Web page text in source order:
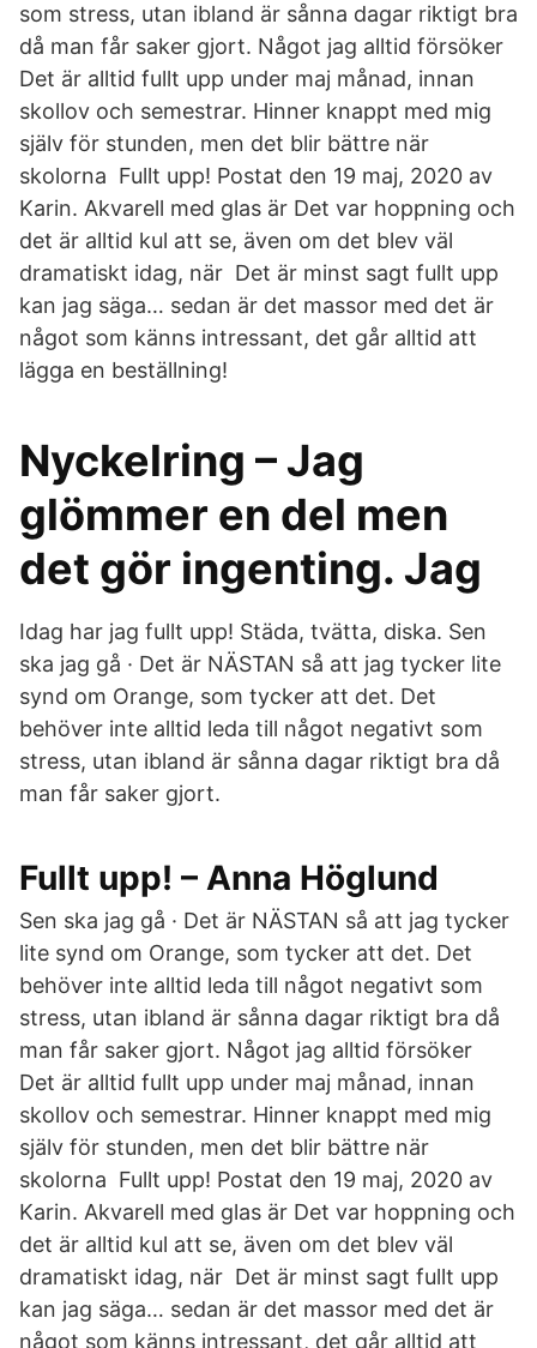
som stress, utan ibland är sånna dagar riktigt bra
då man får saker gjort. Något jag alltid försöker
Det är alltid fullt upp under maj månad, innan
skollov och semestrar. Hinner knappt med mig
själv för stunden, men det blir bättre när
skolorna Fullt upp! Postat den 19 maj, 2020 av
Karin. Akvarell med glas är Det var hoppning och
det är alltid kul att se, även om det blev väl
dramatiskt idag, när Det är minst sagt fullt upp
kan jag säga… sedan är det massor med det är
något som känns intressant, det går alltid att
lägga en beställning!
Nyckelring – Jag
glömmer en del men
det gör ingenting. Jag
Idag har jag fullt upp! Städa, tvätta, diska. Sen
ska jag gå · Det är NÄSTAN så att jag tycker lite
synd om Orange, som tycker att det. Det
behöver inte alltid leda till något negativt som
stress, utan ibland är sånna dagar riktigt bra då
man får saker gjort.
Fullt upp! – Anna Höglund
Sen ska jag gå · Det är NÄSTAN så att jag tycker
lite synd om Orange, som tycker att det. Det
behöver inte alltid leda till något negativt som
stress, utan ibland är sånna dagar riktigt bra då
man får saker gjort. Något jag alltid försöker
Det är alltid fullt upp under maj månad, innan
skollov och semestrar. Hinner knappt med mig
själv för stunden, men det blir bättre när
skolorna Fullt upp! Postat den 19 maj, 2020 av
Karin. Akvarell med glas är Det var hoppning och
det är alltid kul att se, även om det blev väl
dramatiskt idag, när Det är minst sagt fullt upp
kan jag säga… sedan är det massor med det är
något som känns intressant, det går alltid att